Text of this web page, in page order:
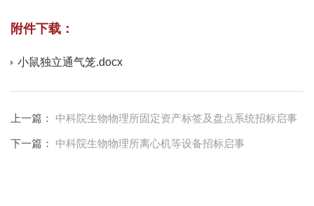
附件下载：
小鼠独立通气笼.docx
上一篇： 中科院生物物理所固定资产标签及盘点系统招标启事
下一篇： 中科院生物物理所离心机等设备招标启事